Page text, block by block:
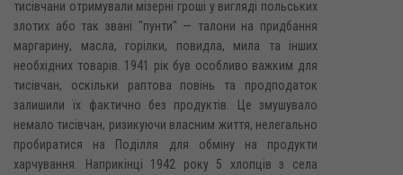
тисівчани отримували мізерні гроші у вигляді польських
злотих або так звані "пунти" — талони на придбання
маргарину, масла, горілки, повидла, мила та інших
необхідних товарів. 1941 рік був особливо важким для
тисівчан, оскільки раптова повінь та продподаток
залишили їх фактично без продуктів. Це змушувало
немало тисівчан, ризикуючи власним життя, нелегально
пробиратися на Поділля для обміну на продукти
харчування. Наприкінці 1942 року 5 хлопців з села